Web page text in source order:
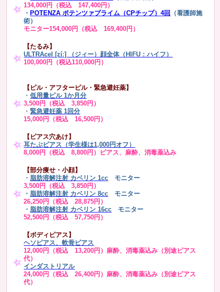
134,000円（税込 147,400円）
・ POTENZA ポテンツァプライム（CPチップ）4回
（看護師施
術）
モニター154,000円（税込 169,400円）
【たるみ】
ULTRAcel [zíː] （ジィー）顔全体（HIFU：ハイフ）
100,000円（税込110,000円）
【ピル・アフターピル・緊急避妊薬】
・低用量ピル 1か月分
3,500円（税込 3,850円）
・緊急避妊薬 1回分
15,000円（税込 16,500円）
【ピアス穴あけ】
耳たぶピアス（学生様は1,000円オフ）
8,000円（税込 8,800円）ピアス、麻酔、消毒薬込み
【部分痩せ・小顔】
・ 脂肪溶解注射 カベリン 1cc モニター
3,500円（税込 3,850円）
・ 脂肪溶解注射 カベリン 8cc モニター
26,250円（税込 28,875円）
・ 脂肪溶解注射 カベリン 16cc
モニター
52,500円（税込 57,750円）
【ボディピアス】
ヘソピアス、軟骨ピアス
12,000円（税込 13,200円）麻酔、消毒薬込み（別途ピアス
代）
インダストリアル
24,000円（税込 26,400円）麻酔、消毒薬込み（別途ピアス
代）